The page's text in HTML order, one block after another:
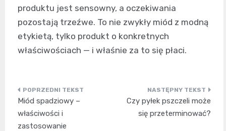
produktu jest sensowny, a oczekiwania
pozostają trzeźwe. To nie zwykły miód z modną
etykietą, tylko produkt o konkretnych
właściwościach — i właśnie za to się płaci.
Nawigacja
wpisu
Miód spadziowy –
właściwości i
zastosowanie
Czy pyłek pszczeli może
się przeterminować?